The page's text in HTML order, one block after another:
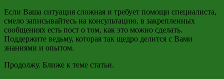
Если Ваша ситуация сложная и требует помощи специалиста,
смело записывайтесь на консультацию, в закрепленных
сообщениях есть пост о том, как это можно сделать.
Поддержите ведьму, которая так щедро делится с Вами
знаниями и опытом.
Продолжу. Ближе к теме статьи.